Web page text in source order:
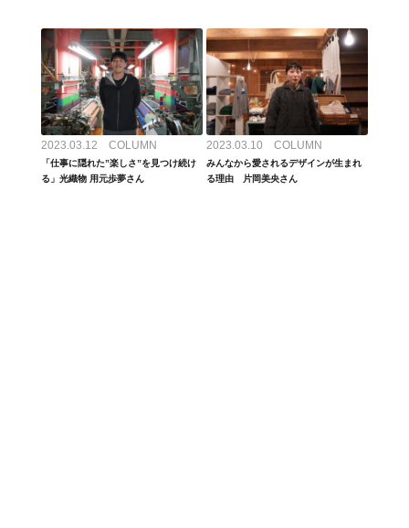
2023.03.12 COLUMN
「仕事に隠れた”楽しさ”を見つけ続け
る」光織物 用元歩夢さん
2023.03.10 COLUMN
みんなから愛されるデザインが生まれ
る理由 片岡美央さん